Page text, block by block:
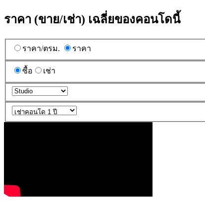
ราคา (ขาย/เช่า) เฉลี่ยของคอนโดนี้
ราคา/ตรม. ราคา
ซื้อ เช่า